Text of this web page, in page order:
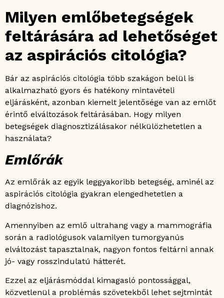
Milyen emlőbetegségek
feltárására ad lehetőséget
az aspirációs citológia?
Bár az aspirációs citológia több szakágon belül is
alkalmazható gyors és hatékony mintavételi
eljárásként, azonban kiemelt jelentősége van az emlőt
érintő elváltozások feltárásában. Hogy milyen
betegségek diagnosztizálásakor nélkülözhetetlen a
használata?
Emlőrák
Az emlőrák az egyik leggyakoribb betegség, aminél az
aspirációs citológia gyakran elengedhetetlen a
diagnózishoz.
Amennyiben az emlő ultrahang vagy a mammográfia
során a radiológusok valamilyen tumorgyanús
elváltozást tapasztalnak, nagyon fontos feltárni annak
jó- vagy rosszindulatú hátterét.
Ezzel az eljárásmóddal kimagasló pontossággal,
közvetlenül a problémás szövetekből lehet sejtmintát